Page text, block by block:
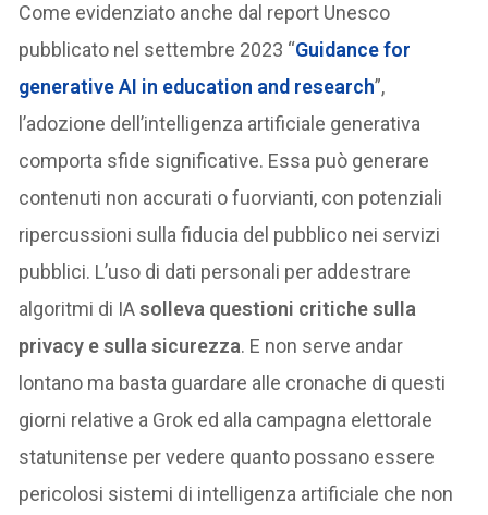
Come evidenziato anche dal report Unesco
pubblicato nel settembre 2023 “Guidance for
generative AI in education and research”,
l’adozione dell’intelligenza artificiale generativa
comporta sfide significative. Essa può generare
contenuti non accurati o fuorvianti, con potenziali
ripercussioni sulla fiducia del pubblico nei servizi
pubblici. L’uso di dati personali per addestrare
algoritmi di IAsolleva questioni critiche sulla
privacy e sulla sicurezza. E non serve andar
lontano ma basta guardare alle cronache di questi
giorni relative a Grok ed alla campagna elettorale
statunitense per vedere quanto possano essere
pericolosi sistemi di intelligenza artificiale che non